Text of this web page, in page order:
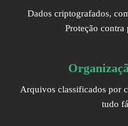
Dados criptografados,
Proteção contra
Arquivos classificados por
tudo